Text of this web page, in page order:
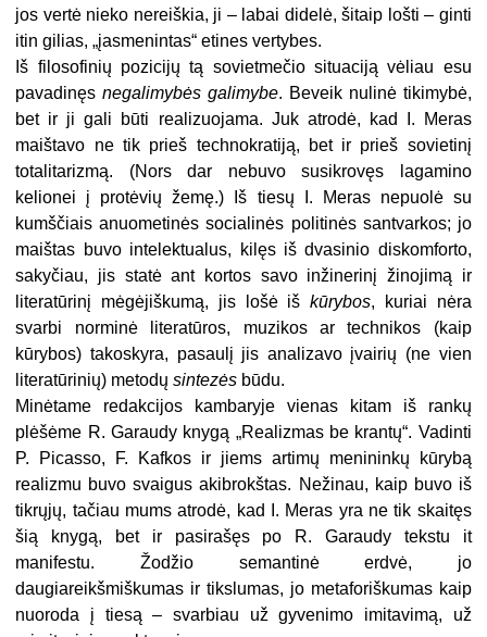
jos vertė nieko nereiškia, ji – labai didelė, šitaip lošti – ginti
itin gilias, „įasmenintas“ etines vertybes.
Iš filosofinių pozicijų tą sovietmečio situaciją vėliau esu
pavadinęsnegalimybės galimybe. Beveik nulinė tikimybė,
bet ir ji gali būti realizuojama. Juk atrodė, kad I. Meras
maištavo ne tik prieš technokratiją, bet ir prieš sovietinį
totalitarizmą. (Nors dar nebuvo susikrovęs lagamino
kelionei į protėvių žemę.) Iš tiesų I. Meras nepuolė su
kumščiais anuometinės socialinės politinės santvarkos; jo
maištas buvo intelektualus, kilęs iš dvasinio diskomforto,
sakyčiau, jis statė ant kortos savo inžinerinį žinojimą ir
literatūrinį mėgėjiškumą, jis lošė iškūrybos, kuriai nėra
svarbi norminė literatūros, muzikos ar technikos (kaip
kūrybos) takoskyra, pasaulį jis analizavo įvairių (ne vien
literatūrinių) metodųsintezės būdu.
Minėtame redakcijos kambaryje vienas kitam iš rankų
plėšėme R. Garaudy knygą „Realizmas be krantų“. Vadinti
P. Picasso, F. Kafkos ir jiems artimų menininkų kūrybą
realizmu buvo svaigus akibrokštas. Nežinau, kaip buvo iš
tikrųjų, tačiau mums atrodė, kad I. Meras yra ne tik skaitęs
šią knygą, bet ir pasirašęs po R. Garaudy tekstu it
manifestu. Žodžio semantinė erdvė, jo
daugiareikšmiškumas ir tikslumas, jo metaforiškumas kaip
nuoroda į tiesą – svarbiau už gyvenimo imitavimą, už